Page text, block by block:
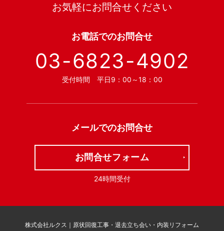
お気軽にお問合せください
お電話でのお問合せ
03-6823-4902
受付時間 平日9：00～18：00
メールでのお問合せ
お問合せフォーム
24時間受付
株式会社ルクス｜原状回復工事・退去立ち会い・内装リフォーム